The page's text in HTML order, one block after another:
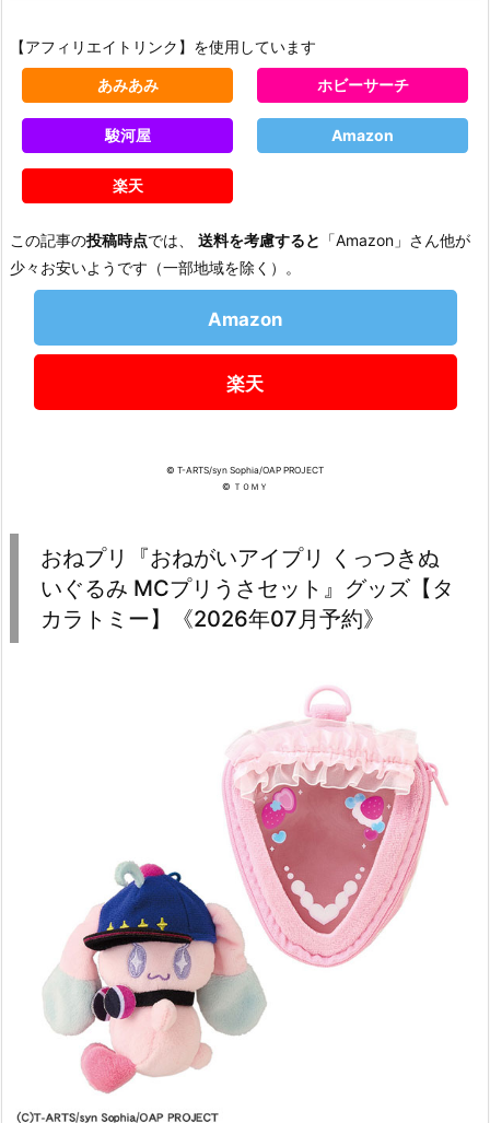
【アフィリエイトリンク】を使用しています
あみあみ ホビーサーチ
駿河屋 Amazon
楽天
この記事の投稿時点では、 送料を考慮すると 「Amazon」さん他が
少々お安いようです（一部地域を除く）。
Amazon
楽天
© T-ARTS/syn Sophia/OAP PROJECT
© ＴＯＭＹ
おねプリ『おねがいアイプリ くっつきぬ
いぐるみ MCプリうさセット』グッズ【タ
カラトミー】《2026年07月予約》